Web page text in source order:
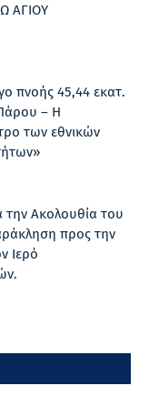
ΑΓΙΟΥ
πνοής 45,44 εκατ.
– Η
των εθνικών
Ακολουθία του
προς την
Ιερό